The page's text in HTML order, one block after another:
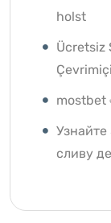
holst
Ücretsiz
mostbet
сливу